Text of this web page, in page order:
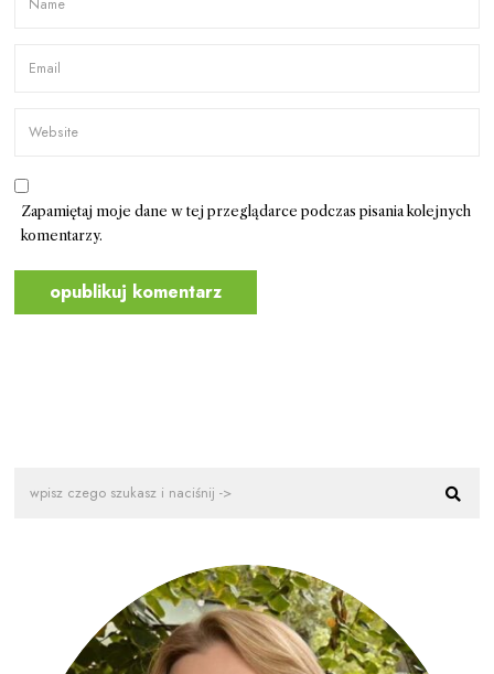
Zapamiętaj moje dane w tej przeglądarce podczas pisania kolejnych
komentarzy.